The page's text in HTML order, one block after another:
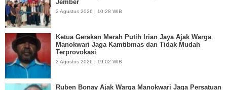
Jember
3 Agustus 2026 | 10:28 WIB
Ketua Gerakan Merah Putih Irian Jaya Ajak Warga
Manokwari Jaga Kamtibmas dan Tidak Mudah
Terprovokasi
2 Agustus 2026 | 19:02 WIB
Ruben Bonay Ajak Warga Manokwari Jaga Persatuan